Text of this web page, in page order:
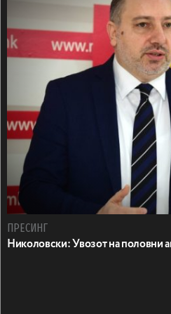
ПРЕСИНГ
Николовски: Увозот на половни